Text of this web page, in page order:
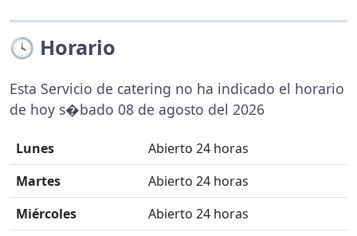
🕓 Horario
Esta Servicio de catering no ha indicado el horario
de hoy s�bado 08 de agosto del 2026
Lunes
Abierto 24 horas
Martes
Abierto 24 horas
Miércoles
Abierto 24 horas